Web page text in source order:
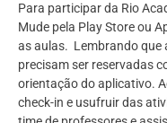
Para participar da Rio
Mude pela Play Store ou
as aulas. Lembrando que
precisam ser reservadas
orientação do aplicativo.
check-in e usufruir das